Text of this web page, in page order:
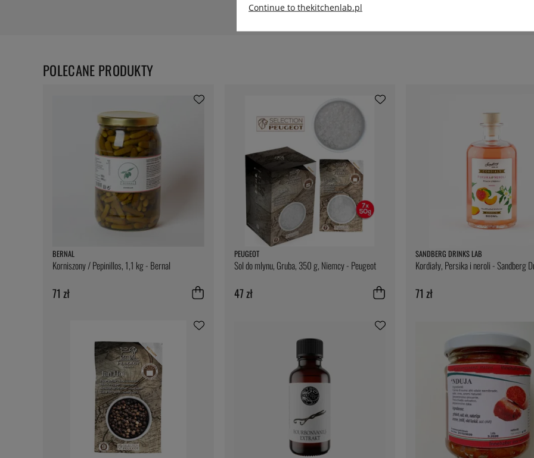
BERNAL
Korniszony / Pepinillos, 1,1 kg - Bernal
71 zł
PEUGEOT
Sol do mlynu, Gruba, 350 g, Niemcy - Peugeot
47 zł
SANDBERG DRINKS LAB
Kordiały, Persika i neroli - Sandberg
71 zł
POLECANE PRODUKTY
Continue to thekitchenlab.pl